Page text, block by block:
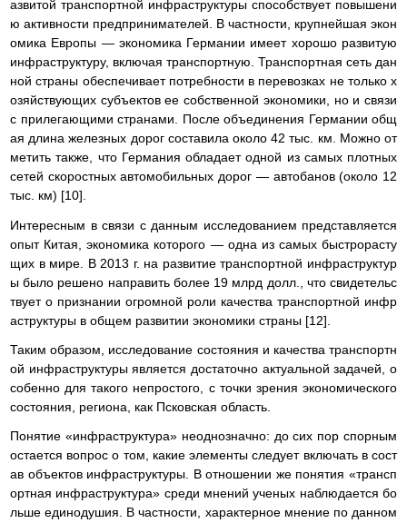
азвитой транспортной инфраструктуры способствует повышени
ю активности предпринимателей. В частности, крупнейшая экон
омика Европы — экономика Германии имеет хорошо развитую
инфраструктуру, включая транспортную. Транспортная сеть дан
ной страны обеспечивает потребности в перевозках не только х
озяйствующих субъектов ее собственной экономики, но и связи
с прилегающими странами. После объединения Германии общ
ая длина железных дорог составила около 42 тыс. км. Можно от
метить также, что Германия обладает одной из самых плотных
сетей скоростных автомобильных дорог — автобанов (около 12
тыс. км) [10].
Интересным в связи с данным исследованием представляется
опыт Китая, экономика которого — одна из самых быстрорасту
щих в мире. В 2013 г. на развитие транспортной инфраструктур
ы было решено направить более 19 млрд долл., что свидетельс
твует о признании огромной роли качества транспортной инфр
аструктуры в общем развитии экономики страны [12].
Таким образом, исследование состояния и качества транспортн
ой инфраструктуры является достаточно актуальной задачей, о
собенно для такого непростого, с точки зрения экономического
состояния, региона, как Псковская область.
Понятие «инфраструктура» неоднозначно: до сих пор спорным
остается вопрос о том, какие элементы следует включать в сост
ав объектов инфраструктуры. В отношении же понятия «трансп
ортная инфраструктура» среди мнений ученых наблюдается бо
льше единодушия. В частности, характерное мнение по данном